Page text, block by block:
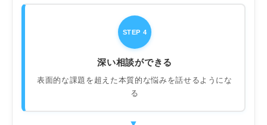
STEP 4
深い相談ができる
表面的な課題を超えた本質的な悩みを話せるようにな
る